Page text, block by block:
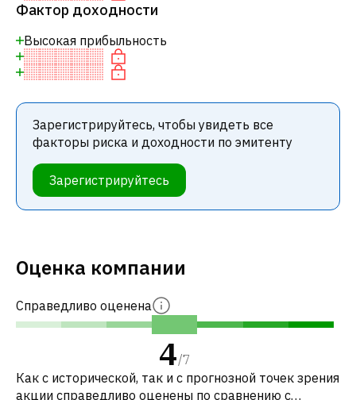
Фактор доходности
Высокая прибыльность
Зарегистрируйтесь, чтобы увидеть все
факторы риска и доходности по эмитенту
Зарегистрируйтесь
Оценка компании
Справедливо оценена
4/7
Как с исторической, так и с прогнозной точек зрения
акции справедливо оценены по сравнению с